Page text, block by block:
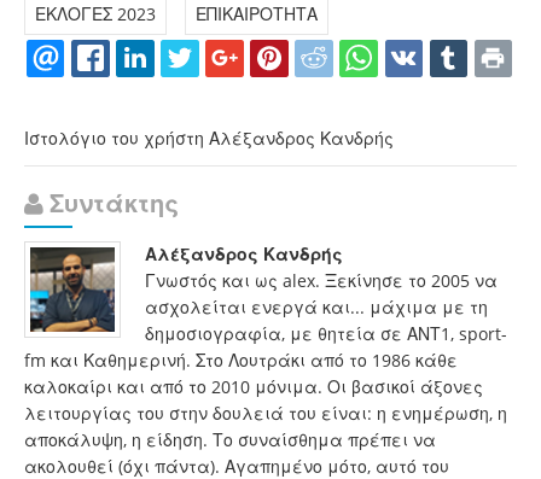
ΕΚΛΟΓΕΣ 2023 ΕΠΙΚΑΙΡΟΤΗΤΑ
Ιστολόγιο του χρήστη Αλέξανδρος Κανδρής
Συντάκτης
Αλέξανδρος Κανδρής
Γνωστός και ως alex. Ξεκίνησε το 2005 να
ασχολείται ενεργά και... μάχιμα με τη
δημοσιογραφία, με θητεία σε ΑΝΤ1, sport-
fm και Καθημερινή. Στο Λουτράκι από το 1986 κάθε
καλοκαίρι και από το 2010 μόνιμα. Οι βασικοί άξονες
λειτουργίας του στην δουλειά του είναι: η ενημέρωση, η
αποκάλυψη, η είδηση. Το συναίσθημα πρέπει να
ακολουθεί (όχι πάντα). Αγαπημένο μότο, αυτό του